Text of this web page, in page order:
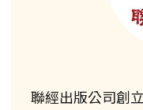
聯經出版公司創